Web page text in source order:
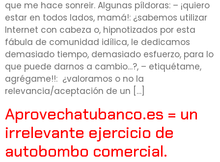
que me hace sonreir. Algunas píldoras: – ¡quiero
estar en todos lados, mamá!: ¿sabemos utilizar
Internet con cabeza o, hipnotizados por esta
fábula de comunidad idílica, le dedicamos
demasiado tiempo, demasiado esfuerzo, para lo
que puede darnos a cambio…?, – etiquétame,
agrégame!!: ¿valoramos o no la
relevancia/aceptación de un […]
Aprovechatubanco.es = un
irrelevante ejercicio de
autobombo comercial.